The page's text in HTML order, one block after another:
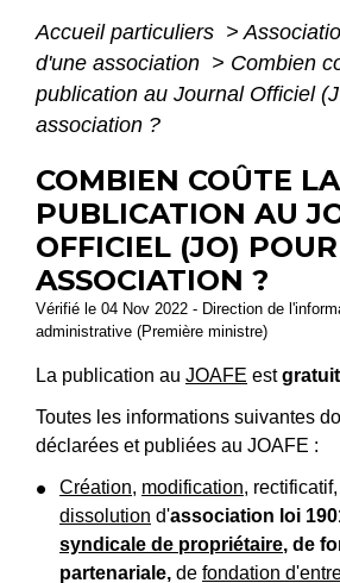
Accueil particuliers >
d'une association > Combien
publication au Journal Officiel
association ?
COMBIEN COÛTE LA
PUBLICATION AU
OFFICIEL (JO)
ASSOCIATION ?
Vérifié le 04 Nov 2022 - Direction de
administrative (Première ministre)
La publication au JOAFE est
Toutes les informations suivantes
déclarées et publiées au JOAFE :
Création, modification,
dissolution d'association loi
syndicale de propriétaire, de
partenariale, de fondation